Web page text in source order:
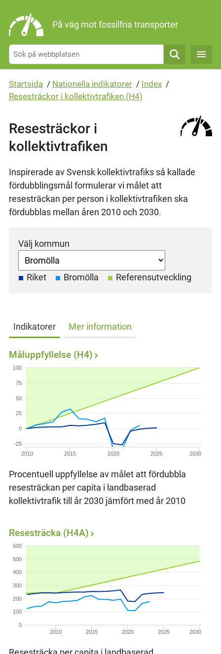
På väg mot fossilfria transporter
Sök
Startsida / Nationella indikatorer / Index /
Resesträckor i kollektivtrafiken (H4)
Resesträckor i
kollektivtrafiken
Inspirerade av Svensk kollektivtrafiks så kallade
fördubblingsmål formulerar vi målet att
resesträckan per person i kollektivtrafiken ska
fördubblas mellan åren 2010 och 2030.
Välj kommun
Riket Bromölla Referensutveckling
Indikatorer Mer information
2010 2015 2020 2025 2030
-25
0
25
50
75
100
Måluppfyllelse (H4)
Procentuell uppfyllelse av målet att fördubbla
resesträckan per capita i landbaserad
kollektivtrafik till år 2030 jämfört med år 2010
2010 2015 2020 2025 2030
0
100
200
300
400
500
600
Resesträcka (H4A)